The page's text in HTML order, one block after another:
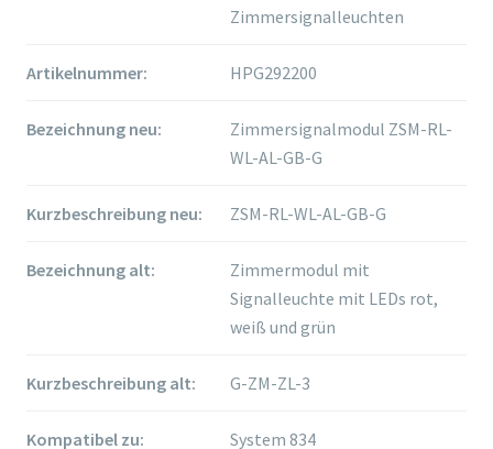
Zimmersignalleuchten
Artikelnummer: HPG292200
Bezeichnung neu:
Zimmersignalmodul ZSM-RL-
WL-AL-GB-G
Kurzbeschreibung neu: ZSM-RL-WL-AL-GB-G
Bezeichnung alt:
Zimmermodul mit
Signalleuchte mit LEDs rot,
weiß und grün
Kurzbeschreibung alt: G-ZM-ZL-3
Kompatibel zu: System 834